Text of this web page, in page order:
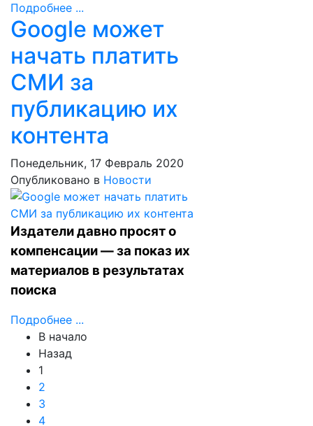
Подробнее ...
Google может
начать платить
СМИ за
публикацию их
контента
Понедельник, 17 Февраль 2020
Опубликовано в Новости
Издатели давно просят о
компенсации — за показ их
материалов в результатах
поиска
Подробнее ...
В начало
Назад
1
2
3
4